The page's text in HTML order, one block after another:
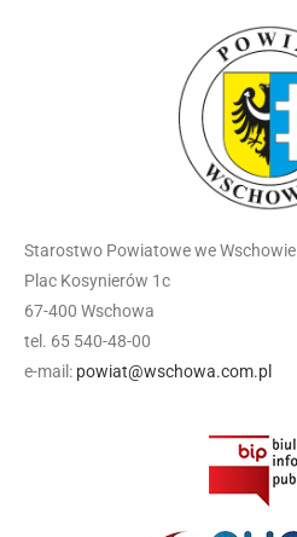
Starostwo Powiatowe we Wschowie
Plac Kosynierów 1c
67-400 Wschowa
tel. 65 540-48-00
e-mail: powiat@wschowa.com.pl